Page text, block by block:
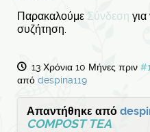
Παρακαλούμε Σύνδεση
συζήτηση.
13 Χρόνια 10 Μήνες πριν
από despina119
Απαντήθηκε από
COMPOST TEA